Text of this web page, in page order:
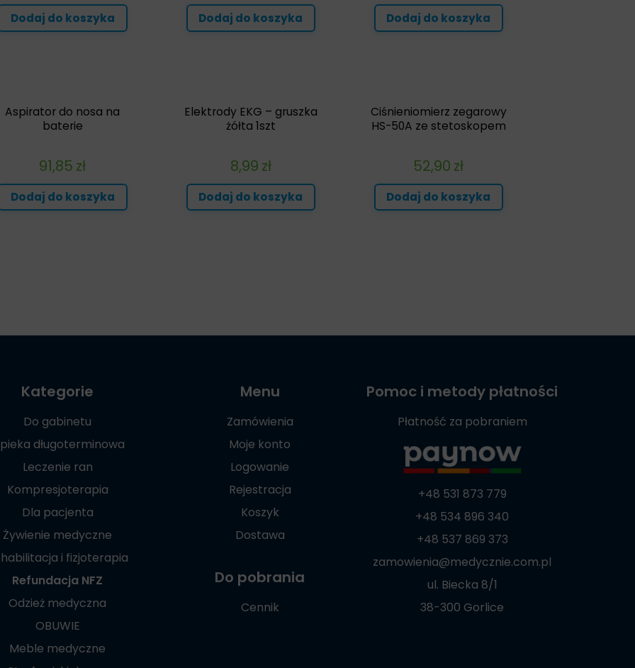
Dodaj do koszyka Dodaj do koszyka Dodaj do koszyka
Aspirator do nosa na
baterie
91,85 zł
Dodaj do koszyka
Elektrody EKG – gruszka
żółta 1szt
8,99 zł
Dodaj do koszyka
Ciśnieniomierz zegarowy
HS-50A ze stetoskopem
52,90 zł
Dodaj do koszyka
Kategorie
Do gabinetu
długoterminowa
Leczenie ran
Kompresjoterapia
Dla pacjenta
Żywienie medyczne
i fizjoterapia
Refundacja NFZ
Odzież medyczna
OBUWIE
Meble medyczne
Menu
Zamówienia
Moje konto
Logowanie
Rejestracja
Koszyk
Dostawa
Do pobrania
Cennik
Pomoc i metody płatności
Płatność za pobraniem
+48 531 873 779
+48 534 896 340
+48 537 869 373
zamowienia@medycznie.com.pl
ul. Biecka 8/1
38-300 Gorlice